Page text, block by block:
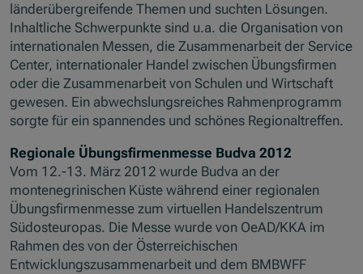
länderübergreifende Themen und suchten Lösungen.
Inhaltliche Schwerpunkte sind u.a. die Organisation von
internationalen Messen, die Zusammenarbeit der Service
Center, internationaler Handel zwischen Übungsfirmen
oder die Zusammenarbeit von Schulen und Wirtschaft
gewesen. Ein abwechslungsreiches Rahmenprogramm
sorgte für ein spannendes und schönes Regionaltreffen.
Regionale Übungsfirmenmesse Budva 2012
Vom 12.-13. März 2012 wurde Budva an der
montenegrinischen Küste während einer regionalen
Übungsfirmenmesse zum virtuellen Handelszentrum
Südosteuropas. Die Messe wurde von OeAD/KKA im
Rahmen des von der Österreichischen
Entwicklungszusammenarbeit und dem BMBWFF